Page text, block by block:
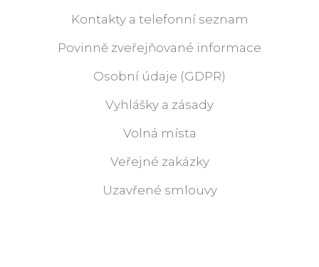
Kontakty a telefonní seznam
Povinně zveřejňované informace
Osobní údaje (GDPR)
Vyhlášky a zásady
Volná místa
Veřejné zakázky
Uzavřené smlouvy